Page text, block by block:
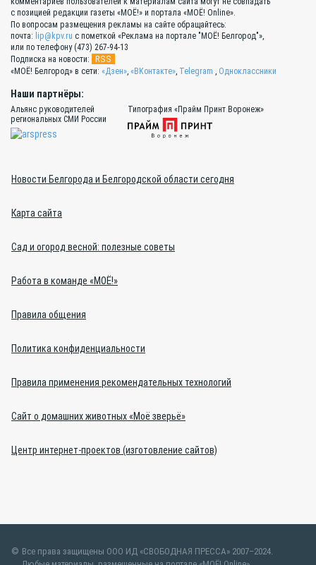
с позицией редакции газеты «МОЁ!» и портала «МОЁ! Online».
По вопросам размещения рекламы на сайте обращайтесь:
почта: lip@kpv.ru с пометкой «Реклама на портале "МОЁ! Белгород"»,
или по телефону (473) 267-94-13
Подписка на новости:
RSS
«МОЁ! Белгород» в сети: «Дзен», «ВКонтакте», Telegram , Одноклассники
Наши партнёры:
Альянс руководителей
региональных СМИ России
Типография «Прайм Принт Воронеж»
Новости Белгорода и Белгородской области сегодня
Карта сайта
Сад и огород весной: полезные советы
Работа в команде «МОЁ!»
Правила общения
Политика конфиденциальности
Правила применения рекомендательных технологий
Сайт о домашних животных «Моё зверьё»
Центр интернет-проектов (изготовление сайтов)
Все права защищены ООО ИД «СВОБОДНАЯ ПРЕССА» 2007–2024.